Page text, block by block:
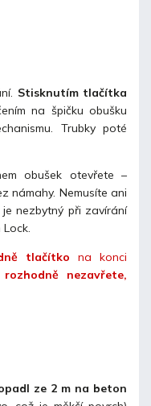
Stisknutím tlačítka
na špičku obušku
Trubky poté
obušek otevřete –
námahy. Nemusíte ani
nezbytný při zavírání
tlačítko na konci
nezavřete,
ze 2 m na beton